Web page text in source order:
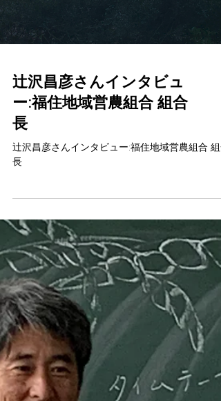
オーガニックビレッジの取り組みとして出店いた
しました。 https://www.foodstore-s.jp/...
Load video
ー:福住地域営農組合 組合
長
辻沢昌彦さんインタビュー:福住地域営農組合 組
長